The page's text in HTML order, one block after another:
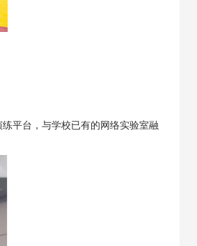
平台，与学校已有的网络实验室融